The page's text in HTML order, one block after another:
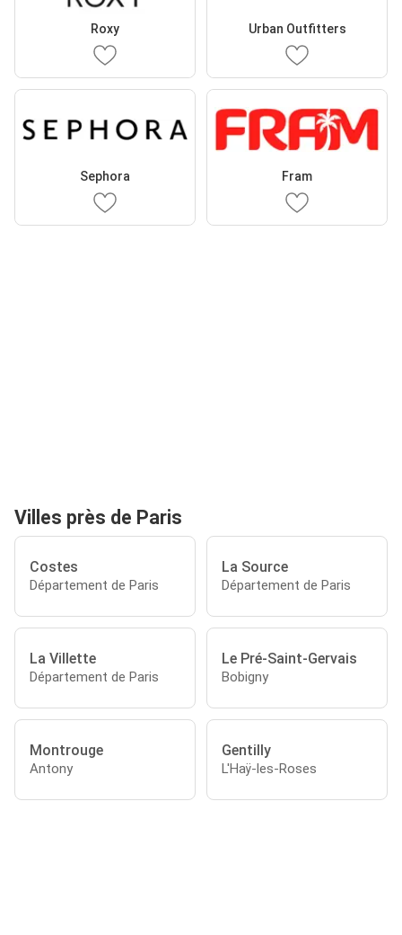
Roxy Urban Outfitters
Sephora Fram
Villes près de Paris
Costes
Département de Paris
La Source
Département de Paris
La Villette
Département de Paris
Le Pré-Saint-Gervais
Bobigny
Montrouge
Antony
Gentilly
L'Haÿ-les-Roses